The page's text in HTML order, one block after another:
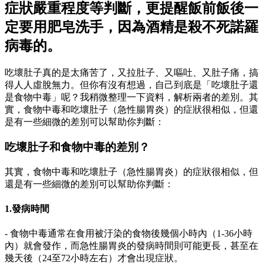
症狀嚴重程度等判斷，更提醒飯前飯後一
定要用肥皂洗手，因為酒精是殺不死諾羅
病毒的。
吃壞肚子真的是太痛苦了，又拉肚子、又嘔吐、又肚子痛，搞
得人人虛脫無力。但你有沒有想過，自己到底是「吃壞肚子還
是食物中毒」呢？我稍微整理一下資料，解析兩者的差別。其
實，食物中毒和吃壞肚子（急性腸胃炎）的症狀很相似，但還
是有一些細微的差別可以幫助你判斷：
吃壞肚子和食物中毒的差別？
其實，食物中毒和吃壞肚子（急性腸胃炎）的症狀很相似，但
還是有一些細微的差別可以幫助你判斷：
1.發病時間
- 食物中毒通常在食用被汙染的食物後幾個小時內（1-36小時
內）就會發作，而急性腸胃炎的發病時間則可能更長，甚至在
幾天後（24至72小時左右）才會出現症狀。